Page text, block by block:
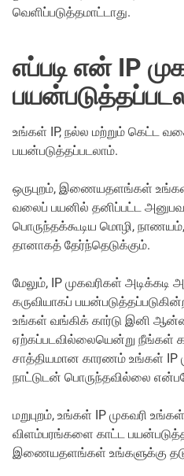
வெளிப்படுத்தமாட்டாது.
எப்படி என் IP
உங்கள் IP, நல்ல மற்றும் கெட்ட
பயன்படுத்தப்படலாம்.
ஒருபுறம், இணையதளங்கள்
வலைப் பயனில் தனிப்பட்ட
பொருந்தக்கூடிய மொழி,
தானாகத் தேர்ந்தெடுக்கும்.
மேலும், IP முகவரிகள்
கருவியாகப்
உங்கள் வங்கிக் கார்டு இனி
ஏற்கப்படவில்லையென்று நீங்கள்
சாத்தியமான காரணம் உங்கள் IP
நாட்டுடன் பொருந்தவில்லை
மறுபுறம், உங்கள் IP முகவரி
விளம்பரங்களை காட்ட
இணையதளங்கள் உங்களுக்கு